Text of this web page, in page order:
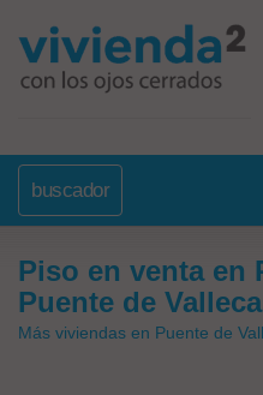
buscador
Piso en venta en
Puente de
Más viviendas en Puente de